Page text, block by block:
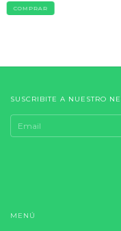
COMPRAR
SUSCRIBITE A NUESTRO
MENÚ